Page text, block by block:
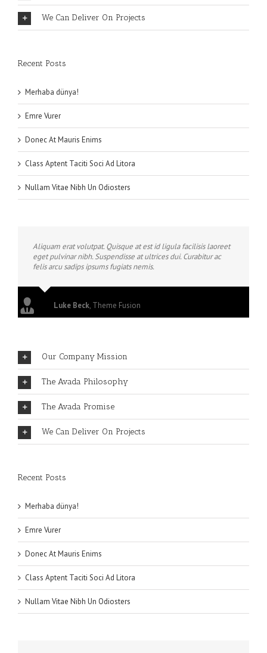
We Can Deliver On Projects
Recent Posts
Merhaba dünya!
Emre Vurer
Donec At Mauris Enims
Class Aptent Taciti Soci Ad Litora
Nullam Vitae Nibh Un Odiosters
Aliquam erat volutpat. Quisque at est id ligula facilisis laoreet
eget pulvinar nibh. Suspendisse at ultrices dui. Curabitur ac
felis arcu sadips ipsums fugiats nemis.
Luke Beck, Theme Fusion
Our Company Mission
The Avada Philosophy
The Avada Promise
We Can Deliver On Projects
Recent Posts
Merhaba dünya!
Emre Vurer
Donec At Mauris Enims
Class Aptent Taciti Soci Ad Litora
Nullam Vitae Nibh Un Odiosters